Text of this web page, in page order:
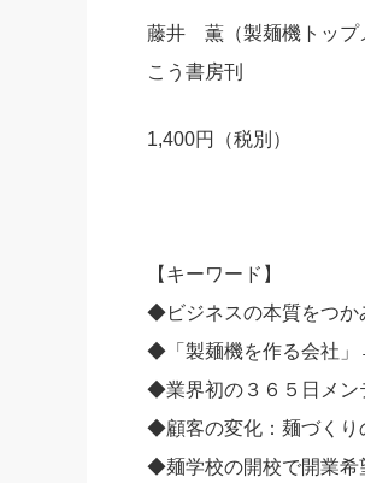
藤井 薫（製麺機トップ
こう書房刊
1,400円（税別）
【キーワード】
◆ビジネスの本質をつか
◆「製麺機を作る会社」
◆業界初の３６５日メン
◆顧客の変化：麺づくり
◆麺学校の開校で開業希